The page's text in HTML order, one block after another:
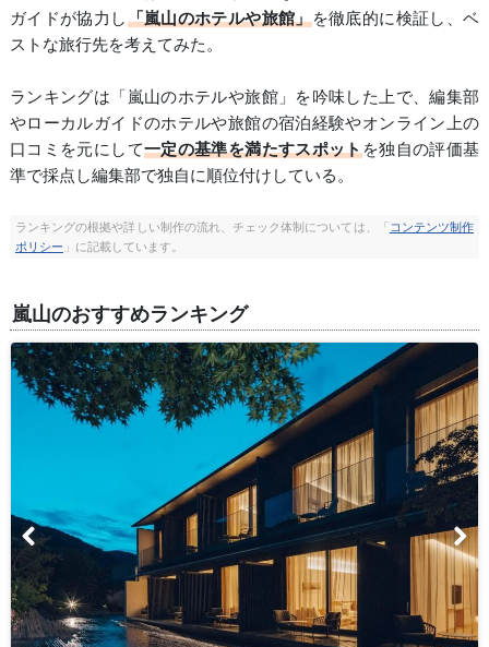
ガイドが協力し「嵐山のホテルや旅館」を徹底的に検証し、ベ
ストな旅行先を考えてみた。
ランキングは「嵐山のホテルや旅館」を吟味した上で、編集部
やローカルガイドのホテルや旅館の宿泊経験やオンライン上の
口コミを元にして一定の基準を満たすスポットを独自の評価基
準で採点し編集部で独自に順位付けしている。
ランキングの根拠や詳しい制作の流れ、チェック体制については、「 コンテンツ制作
ポリシー 」に記載しています。
嵐山のおすすめランキング